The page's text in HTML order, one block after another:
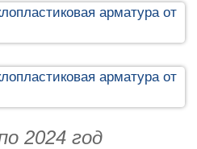
2024 год